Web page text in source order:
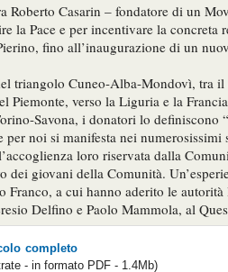
Roberto Casarin – fondatore di un
la Pace e per incentivare la
fino all’inaugurazione di un
triangolo Cuneo-Alba-Mondovì, tra
Piemonte, verso la Liguria e la
Savona, i donatori lo definiscono
per noi si manifesta nei
loro riservata dalla
dei giovani della Comunità.
Franco, a cui hanno aderito le
Delfino e Paolo Mammola, al
completo
- in formato PDF - 1.4Mb)